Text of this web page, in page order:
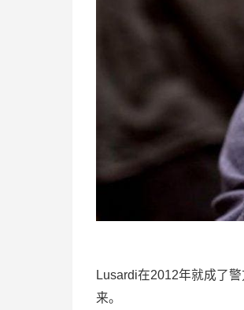
Lusardi在2012年就成了
来。